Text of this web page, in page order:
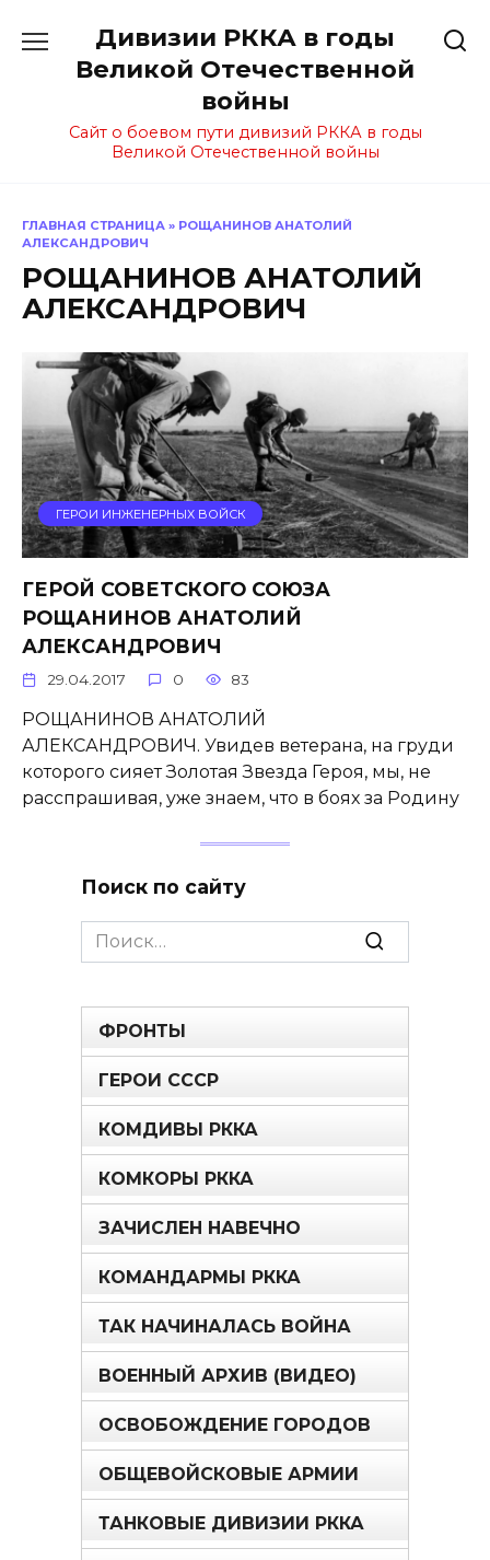
содержанию
Дивизии РККА в годы
Великой Отечественной
войны
Сайт о боевом пути дивизий РККА в годы
Великой Отечественной войны
ГЛАВНАЯ СТРАНИЦА » РОЩАНИНОВ АНАТОЛИЙ
АЛЕКСАНДРОВИЧ
РОЩАНИНОВ АНАТОЛИЙ
АЛЕКСАНДРОВИЧ
ГЕРОИ ИНЖЕНЕРНЫХ ВОЙСК
ГЕРОЙ СОВЕТСКОГО СОЮЗА
РОЩАНИНОВ АНАТОЛИЙ
АЛЕКСАНДРОВИЧ
29.04.2017 0 83
РОЩАНИНОВ АНАТОЛИЙ
АЛЕКСАНДРОВИЧ. Увидев ветерана, на груди
которо­го сияет Золотая Звезда Героя, мы, не
расспрашивая, уже знаем, что в боях за Родину
Поиск по сайту
Search
for:
ФРОНТЫ
ГЕРОИ СССР
КОМДИВЫ РККА
КОМКОРЫ РККА
ЗАЧИСЛЕН НАВЕЧНО
КОМАНДАРМЫ РККА
ТАК НАЧИНАЛАСЬ ВОЙНА
ВОЕННЫЙ АРХИВ (ВИДЕО)
ОСВОБОЖДЕНИЕ ГОРОДОВ
ОБЩЕВОЙСКОВЫЕ АРМИИ
ТАНКОВЫЕ ДИВИЗИИ РККА